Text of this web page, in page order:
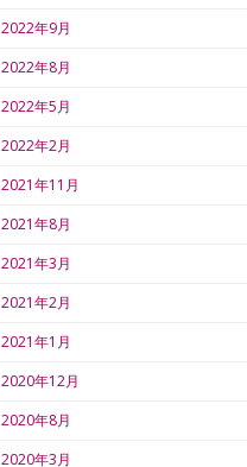
2022年9月
2022年8月
2022年5月
2022年2月
2021年11月
2021年8月
2021年3月
2021年2月
2021年1月
2020年12月
2020年8月
2020年3月